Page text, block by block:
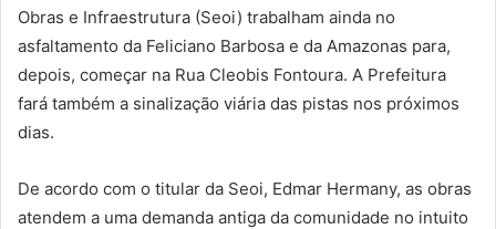
Obras e Infraestrutura (Seoi) trabalham ainda no
asfaltamento da Feliciano Barbosa e da Amazonas para,
depois, começar na Rua Cleobis Fontoura. A Prefeitura
fará também a sinalização viária das pistas nos próximos
dias.
De acordo com o titular da Seoi, Edmar Hermany, as obras
atendem a uma demanda antiga da comunidade no intuito